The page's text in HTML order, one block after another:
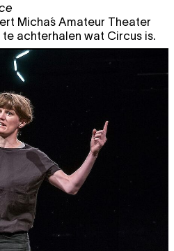
Micha´s Amateur Theater
achterhalen wat Circus is.